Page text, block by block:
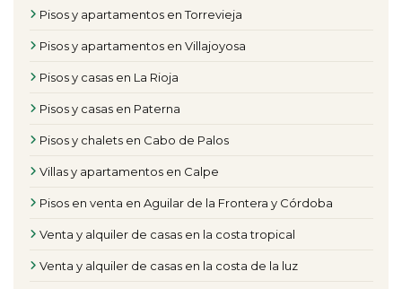
Pisos y apartamentos en Torrevieja
Pisos y apartamentos en Villajoyosa
Pisos y casas en La Rioja
Pisos y casas en Paterna
Pisos y chalets en Cabo de Palos
Villas y apartamentos en Calpe
Pisos en venta en Aguilar de la Frontera y Córdoba
Venta y alquiler de casas en la costa tropical
Venta y alquiler de casas en la costa de la luz